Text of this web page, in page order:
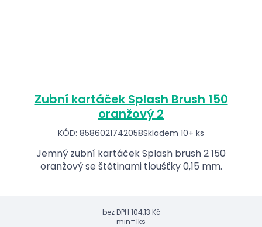
Zubní kartáček Splash Brush 150
oranžový 2
KÓD: 8586021742058Skladem 10+ ks
Jemný zubní kartáček Splash brush 2 150
oranžový se štětinami tloušťky 0,15 mm.
bez DPH 104,13 Kč
min=1ks